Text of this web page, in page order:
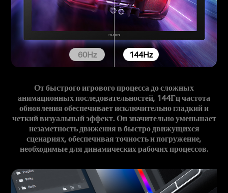
60Hz 144Hz
От быстрого игрового процесса до сложных
анимационных последовательностей, 144Гц частота
обновления обеспечивает исключительно гладкий и
четкий визуальный эффект. Он значительно уменьшает
незаметность движения в быстро движущихся
сценариях, обеспечивая точность и погружение,
необходимые для динамических рабочих процессов.